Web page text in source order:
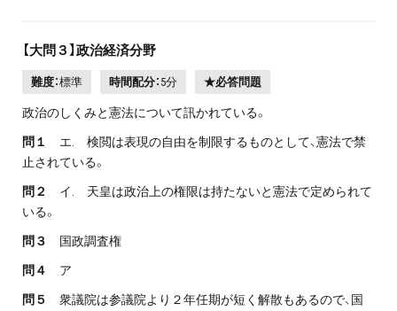
【大問３】政治経済分野
難度：標準 時間配分： 5分 ★必答問題
政治のしくみと憲法について訊かれている。
問１
エ. 検閲は表現の自由を制限するものとして、憲法で禁
止されている。
問２
イ. 天皇は政治上の権限は持たないと憲法で定められて
いる。
問３ 国政調査権
問４ ア
問５ 衆議院は参議院より２年任期が短く解散もあるので、国